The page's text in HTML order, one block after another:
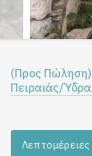
(Προς Πώληση)
Πειραιάς/
Λεπτομέρειες